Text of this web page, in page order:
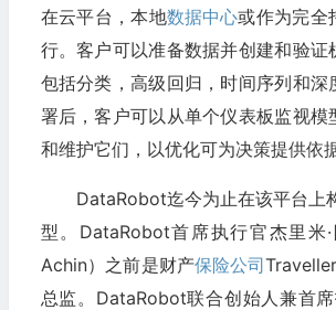
在云平台，本地数据中心或作为完全
行。客户可以准备数据并创建和验证
包括分类，高级回归，时间序列和深
署后，客户可以从单个仪表板监视模
和维护它们，以优化可为决策提供依
DataRobot迄今为止在该平台上
型。DataRobot首席执行官杰里米
Achin）之前是财产保险公司
总监。DataRobot联合创始人兼首